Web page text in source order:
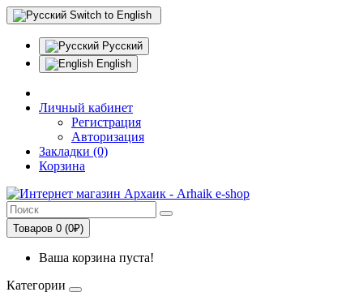
Switch to English
Русский
English
Личный кабинет
Регистрация
Авторизация
Закладки (0)
Корзина
Товаров 0 (0₽)
Ваша корзина пуста!
Категории